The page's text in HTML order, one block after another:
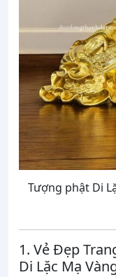
Tượng phật Di
1. Vẻ Đẹp
Di Lặc Mạ